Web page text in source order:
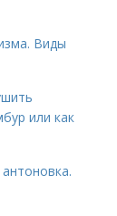
Виды
или как